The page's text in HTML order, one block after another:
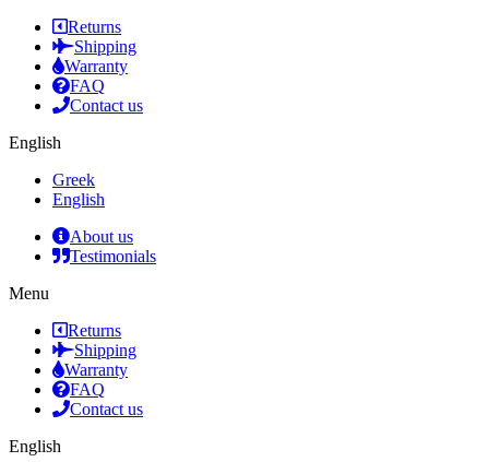
Returns
Shipping
Warranty
FAQ
Contact us
English
Greek
English
About us
Testimonials
Menu
Returns
Shipping
Warranty
FAQ
Contact us
English